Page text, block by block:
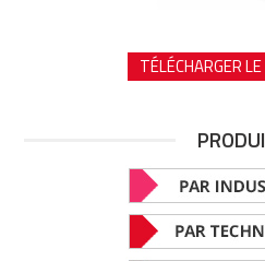
TÉLÉCHARGER